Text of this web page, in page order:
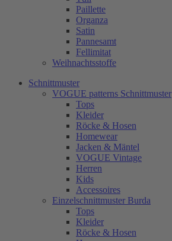
Paillette
Organza
Satin
Pannesamt
Fellimitat
Weihnachtsstoffe
Schnittmuster
VOGUE patterns Schnittmuster
Tops
Kleider
Röcke & Hosen
Homewear
Jacken & Mäntel
VOGUE Vintage
Herren
Kids
Accessoires
Einzelschnittmuster Burda
Tops
Kleider
Röcke & Hosen